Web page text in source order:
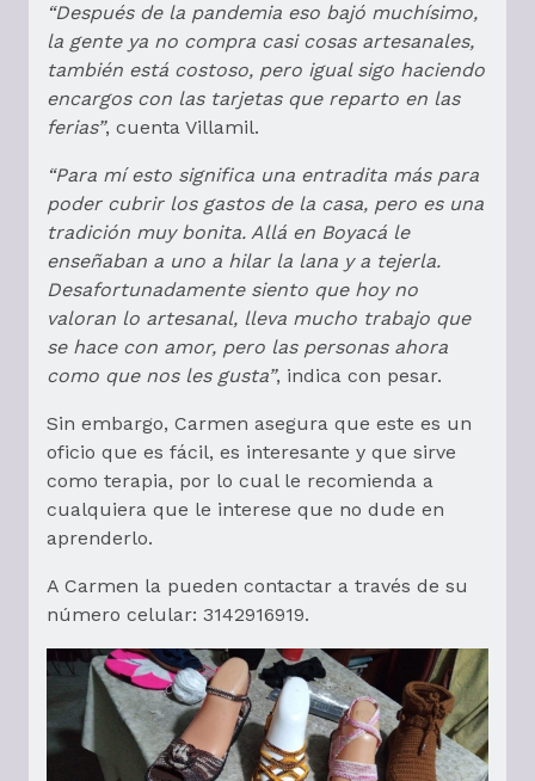
“Después de la pandemia eso bajó muchísimo,
la gente ya no compra casi cosas artesanales,
también está costoso, pero igual sigo haciendo
encargos con las tarjetas que reparto en las
ferias”, cuenta Villamil.
“Para mí esto significa una entradita más para
poder cubrir los gastos de la casa, pero es una
tradición muy bonita. Allá en Boyacá le
enseñaban a uno a hilar la lana y a tejerla.
Desafortunadamente siento que hoy no
valoran lo artesanal, lleva mucho trabajo que
se hace con amor, pero las personas ahora
como que nos les gusta”, indica con pesar.
Sin embargo, Carmen asegura que este es un
oficio que es fácil, es interesante y que sirve
como terapia, por lo cual le recomienda a
cualquiera que le interese que no dude en
aprenderlo.
A Carmen la pueden contactar a través de su
número celular: 3142916919.